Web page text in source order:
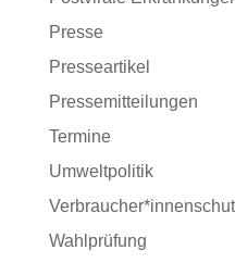
Presse
Presseartikel
Pressemitteilungen
Termine
Umweltpolitik
Wahlprüfung